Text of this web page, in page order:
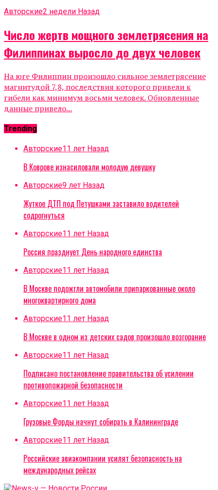
Авторские2 недели Назад
Число жертв мощного землетрясения на
Филиппинах выросло до двух человек
На юге Филиппин произошло сильное землетрясение
магнитудой 7,8, последствия которого привели к
гибели как минимум восьми человек. Обновленные
данные привело...
Trending
Авторские11 лет Назад
В Коврове изнасиловали молодую девушку
Авторские9 лет Назад
Жуткое ДТП под Петушками заставило водителей
содрогнуться
Авторские11 лет Назад
Россия празднует День народного единства
Авторские11 лет Назад
В Москве подожгли автомобили припаркованные около
многоквартирного дома
Авторские11 лет Назад
В Москве в одном из детских садов произошло возгорание
Авторские11 лет Назад
Подписано постановление правительства об усилении
противопожарной безопасности
Авторские11 лет Назад
Грузовые Форды начнут собирать в Калининграде
Авторские11 лет Назад
Российские авиакомпании усилят безопасность на
международных рейсах